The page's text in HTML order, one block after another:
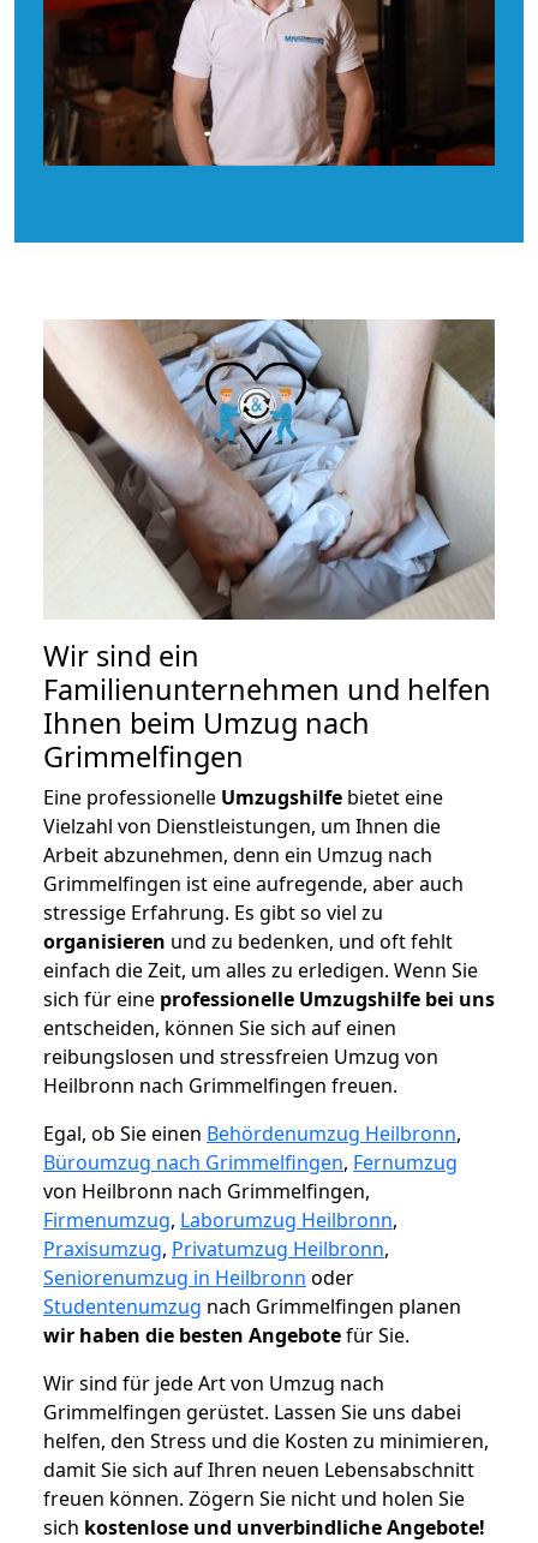
Wir sind ein
Familienunternehmen und helfen
Ihnen beim Umzug nach
Grimmelfingen
Eine professionelle Umzugshilfe bietet eine
Vielzahl von Dienstleistungen, um Ihnen die
Arbeit abzunehmen, denn ein Umzug nach
Grimmelfingen ist eine aufregende, aber auch
stressige Erfahrung. Es gibt so viel zu
organisieren und zu bedenken, und oft fehlt
einfach die Zeit, um alles zu erledigen. Wenn Sie
sich für eine professionelle Umzugshilfe bei uns
entscheiden, können Sie sich auf einen
reibungslosen und stressfreien Umzug von
Heilbronn nach Grimmelfingen freuen.
Egal, ob Sie einen Behördenumzug Heilbronn,
Büroumzug nach Grimmelfingen, Fernumzug
von Heilbronn nach Grimmelfingen,
Firmenumzug, Laborumzug Heilbronn,
Praxisumzug, Privatumzug Heilbronn,
Seniorenumzug in Heilbronn oder
Studentenumzug nach Grimmelfingen planen
wir haben die besten Angebotefür Sie.
Wir sind für jede Art von Umzug nach
Grimmelfingen gerüstet. Lassen Sie uns dabei
helfen, den Stress und die Kosten zu minimieren,
damit Sie sich auf Ihren neuen Lebensabschnitt
freuen können. Zögern Sie nicht und holen Sie
sich kostenlose und unverbindliche Angebote!